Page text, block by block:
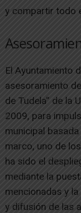
y compartir todo
El Ayuntamiento
asesoramiento
de Tudela” de la
2009, para
municipal
marco, uno de
ha sido el
mediante la
mencionadas y
y difusión de las